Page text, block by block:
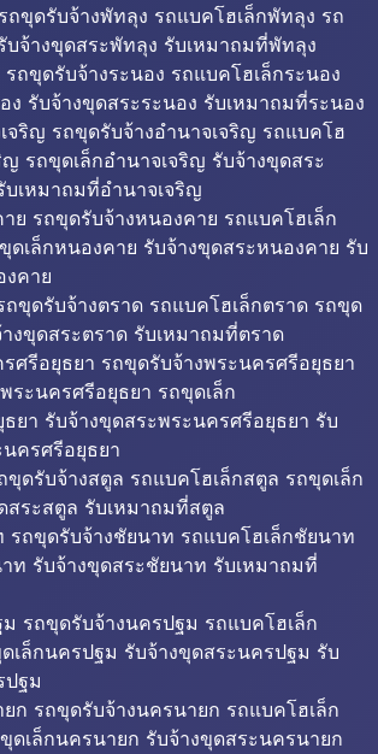
ถขุดรับจ้างพัทลุง รถแบคโฮเล็กพัทลุง รถ
บจ้างขุดสระพัทลุง รับเหมาถมที่พัทลุง
ถขุดรับจ้างระนอง รถแบคโฮเล็กระนอง
ง รับจ้างขุดสระระนอง รับเหมาถมที่ระนอง
จริญ รถขุดรับจ้างอำนาจเจริญ รถแบคโฮ
ญ รถขุดเล็กอำนาจเจริญ รับจ้างขุดสระ
บเหมาถมที่อำนาจเจริญ
ย รถขุดรับจ้างหนองคาย รถแบคโฮเล็ก
ดเล็กหนองคาย รับจ้างขุดสระหนองคาย รับ
คาย
ถขุดรับจ้างตราด รถแบคโฮเล็กตราด รถขุด
างขุดสระตราด รับเหมาถมที่ตราด
ศรีอยุธยา รถขุดรับจ้างพระนครศรีอยุธยา
ระนครศรีอยุธยา รถขุดเล็ก
ยา รับจ้างขุดสระพระนครศรีอยุธยา รับ
ครศรีอยุธยา
ขุดรับจ้างสตูล รถแบคโฮเล็กสตูล รถขุดเล็ก
สระสตูล รับเหมาถมที่สตูล
รถขุดรับจ้างชัยนาท รถแบคโฮเล็กชัยนาท
ท รับจ้างขุดสระชัยนาท รับเหมาถมที่
รถขุดรับจ้างนครปฐม รถแบคโฮเล็ก
เล็กนครปฐม รับจ้างขุดสระนครปฐม รับ
ปฐม
ก รถขุดรับจ้างนครนายก รถแบคโฮเล็ก
ดเล็กนครนายก รับจ้างขุดสระนครนายก